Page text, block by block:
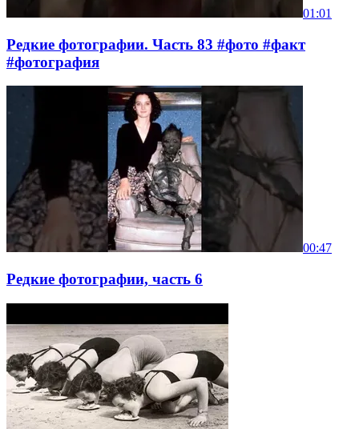
01:01
Редкие фотографии. Часть 83 #фото #факт
#фотография
00:47
Редкие фотографии, часть 6